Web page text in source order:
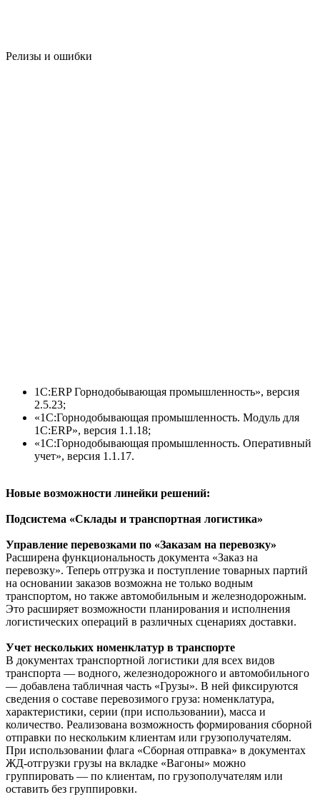
Релизы и ошибки
1С:ERP Горнодобывающая промышленность», версия
2.5.23;
«1С:Горнодобывающая промышленность. Модуль для
1С:ERP», версия 1.1.18;
«1С:Горнодобывающая промышленность. Оперативный
учет», версия 1.1.17.
Новые возможности линейки решений:
Подсистема «Склады и транспортная логистика»
Управление перевозками по «Заказам на перевозку»
Расширена функциональность документа «Заказ на
перевозку». Теперь отгрузка и поступление товарных партий
на основании заказов возможна не только водным
транспортом, но также автомобильным и железнодорожным.
Это расширяет возможности планирования и исполнения
логистических операций в различных сценариях доставки.
Учет нескольких номенклатур в транспорте
В документах транспортной логистики для всех видов
транспорта — водного, железнодорожного и автомобильного
— добавлена табличная часть «Грузы». В ней фиксируются
сведения о составе перевозимого груза: номенклатура,
характеристики, серии (при использовании), масса и
количество. Реализована возможность формирования сборной
отправки по нескольким клиентам или грузополучателям.
При использовании флага «Сборная отправка» в документах
ЖД-отгрузки грузы на вкладке «Вагоны» можно
группировать — по клиентам, по грузополучателям или
оставить без группировки.